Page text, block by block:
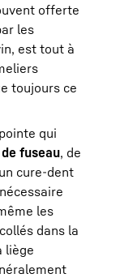
offerte
les
est tout à
toujours ce
qui
fuseau, de
cure-dent
les
dans la
liège